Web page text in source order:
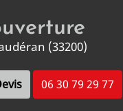
(33200)
06 30 79 29 77